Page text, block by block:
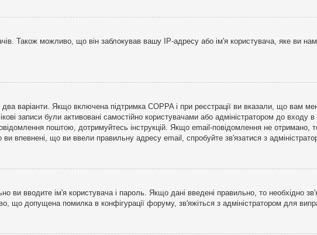
Також можливо, що він заблокував вашу IP-адресу або ім'я користувача, яке ви
варіанти. Якщо включена підтримка COPPA і при реєстрації ви вказали, що вам
записи були активовані самостійно користувачами або адміністратором до входу
поштою, дотримуйтесь інструкцій. Якщо email-повідомлення не
впевнені, що ви ввели правильну адресу email, спробуйте зв'язатися з
ви вводите ім'я користувача і пароль. Якщо дані введені правильно, то необхідно
допущена помилка в конфігурації форуму, зв'яжіться з адміністратором для